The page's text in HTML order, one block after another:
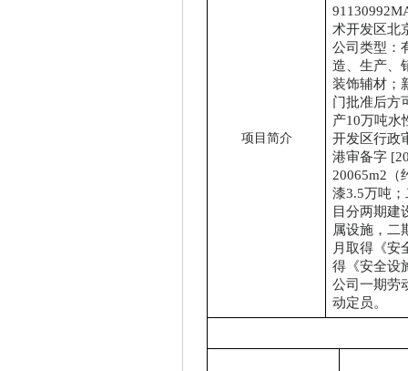
项目简介
术开发区北
公司类型：
造、生产、
装饰辅材；
门批准后方
产10万吨水
开发区行政
港审备字
20065m2（
漆3.5万吨
目分两期建
属设施，二
月取得 《
得《安全设
公司一期劳
动定员。